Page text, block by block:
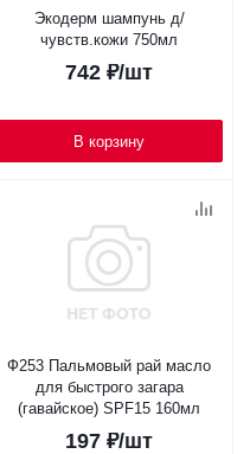
Экодерм шампунь д/
чувств.кожи 750мл
742 ₽/шт
В корзину
Ф253 Пальмовый рай масло
для быстрого загара
(гавайское) SPF15 160мл
197 ₽/шт